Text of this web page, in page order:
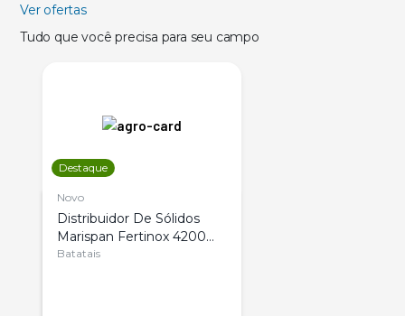
Ver ofertas
Tudo que você precisa para seu campo
Destaque
Novo
Distribuidor De Sólidos
Marispan Fertinox 4200
Citrus
Batatais